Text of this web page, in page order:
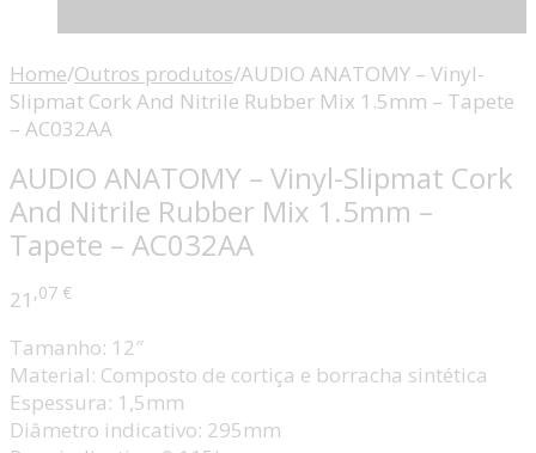
Home/Outros produtos/AUDIO ANATOMY – Vinyl-
Slipmat Cork And Nitrile Rubber Mix 1.5mm – Tapete
– AC032AA
AUDIO ANATOMY – Vinyl-Slipmat Cork
And Nitrile Rubber Mix 1.5mm –
Tapete – AC032AA
21 ,07 €
Tamanho: 12″
Material: Composto de cortiça e borracha sintética
Espessura: 1,5mm
Diâmetro indicativo: 295mm